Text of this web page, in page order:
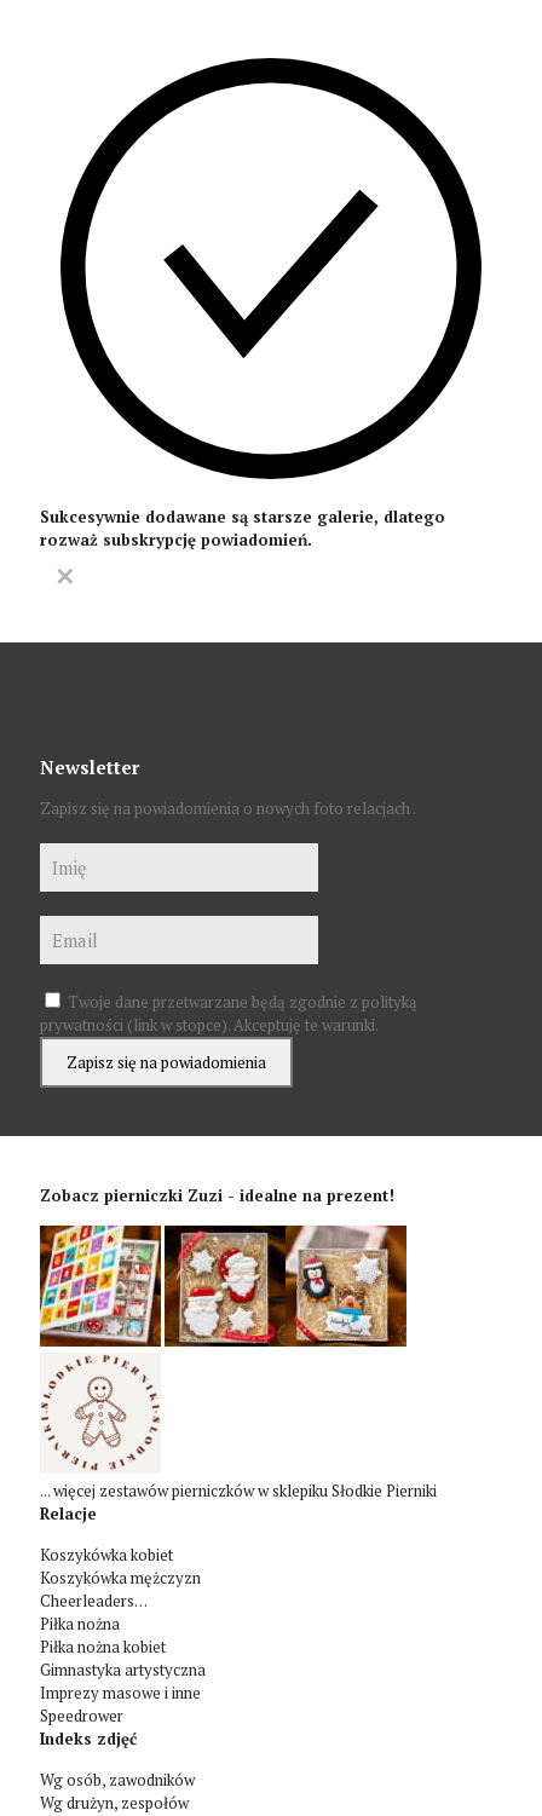
Sukcesywnie dodawane są starsze galerie, dlatego
rozważ subskrypcję powiadomień.
✕
Newsletter
Zapisz się na powiadomienia o nowych foto relacjach .
Twoje dane przetwarzane będą zgodnie z polityką
prywatności (link w stopce). Akceptuję te warunki.
Zobacz pierniczki Zuzi - idealne na prezent!
... więcej zestawów pierniczków w sklepiku Słodkie Pierniki
Relacje
Koszykówka kobiet
Koszykówka mężczyzn
Cheerleaders…
Piłka nożna
Piłka nożna kobiet
Gimnastyka artystyczna
Imprezy masowe i inne
Speedrower
Indeks zdjęć
Wg osób, zawodników
Wg drużyn, zespołów